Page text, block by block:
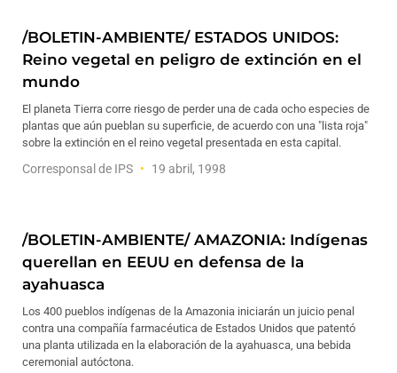
/BOLETIN-AMBIENTE/ ESTADOS UNIDOS:
Reino vegetal en peligro de extinción en el
mundo
El planeta Tierra corre riesgo de perder una de cada ocho especies de
plantas que aún pueblan su superficie, de acuerdo con una "lista roja"
sobre la extinción en el reino vegetal presentada en esta capital.
Corresponsal de IPS 19 abril, 1998
/BOLETIN-AMBIENTE/ AMAZONIA: Indígenas
querellan en EEUU en defensa de la
ayahuasca
Los 400 pueblos indígenas de la Amazonia iniciarán un juicio penal
contra una compañía farmacéutica de Estados Unidos que patentó
una planta utilizada en la elaboración de la ayahuasca, una bebida
ceremonial autóctona.